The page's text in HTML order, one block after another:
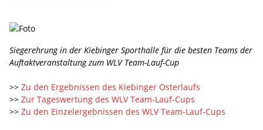
Siegerehrung in der Kiebinger Sporthalle für die besten Teams der
Auftaktveranstaltung zum WLV Team-Lauf-Cup
>> Zu den Ergebnissen des Kiebinger Osterlaufs
>> Zur Tageswertung des WLV Team-Lauf-Cups
>> Zu den Einzelergebnissen des WLV Team-Lauf-Cups